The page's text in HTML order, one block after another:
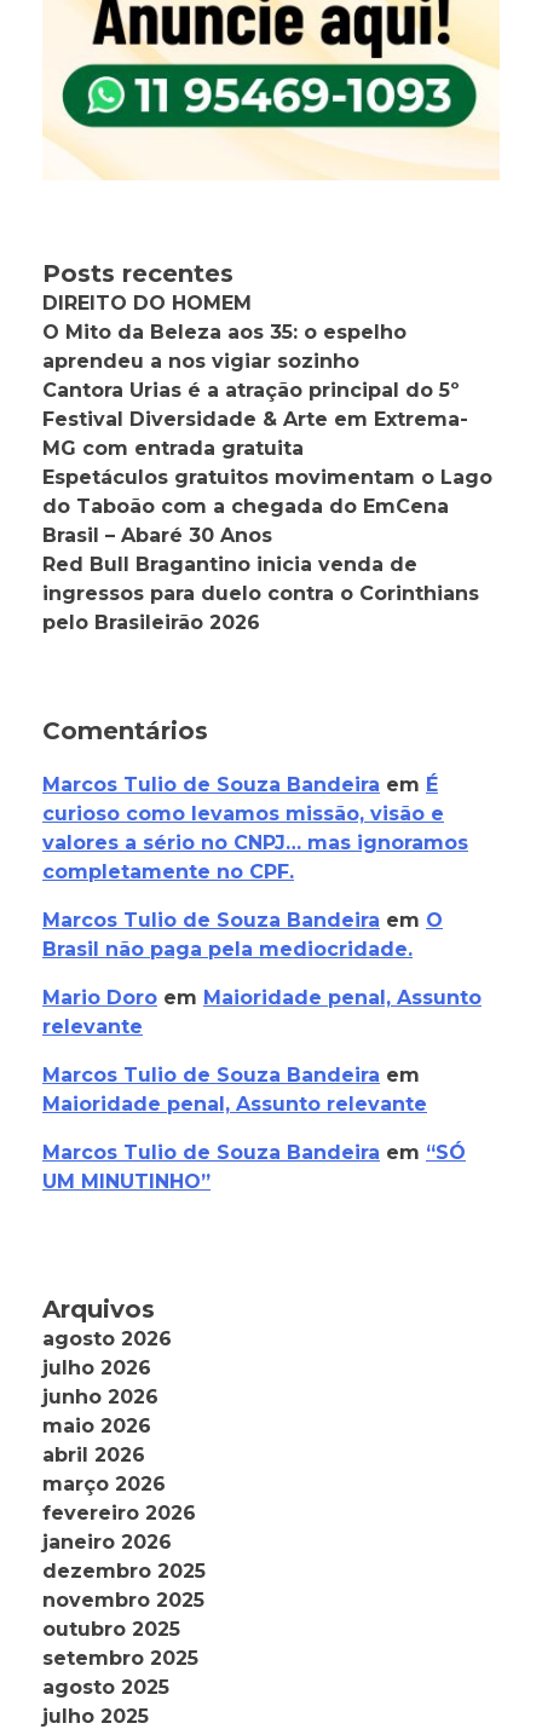
Posts recentes
DIREITO DO HOMEM
O Mito da Beleza aos 35: o espelho
aprendeu a nos vigiar sozinho
Cantora Urias é a atração principal do 5º
Festival Diversidade & Arte em Extrema-
MG com entrada gratuita
Espetáculos gratuitos movimentam o Lago
do Taboão com a chegada do EmCena
Brasil – Abaré 30 Anos
Red Bull Bragantino inicia venda de
ingressos para duelo contra o Corinthians
pelo Brasileirão 2026
Comentários
Marcos Tulio de Souza Bandeira em É
curioso como levamos missão, visão e
valores a sério no CNPJ… mas ignoramos
completamente no CPF.
Marcos Tulio de Souza Bandeira em O
Brasil não paga pela mediocridade.
Mario Doro em Maioridade penal, Assunto
relevante
Marcos Tulio de Souza Bandeira em
Maioridade penal, Assunto relevante
Marcos Tulio de Souza Bandeira em “SÓ
UM MINUTINHO”
Arquivos
agosto 2026
julho 2026
junho 2026
maio 2026
abril 2026
março 2026
fevereiro 2026
janeiro 2026
dezembro 2025
novembro 2025
outubro 2025
setembro 2025
agosto 2025
julho 2025